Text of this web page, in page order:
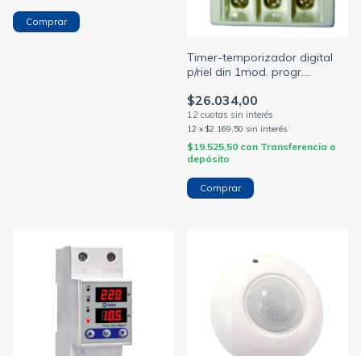
Timer-temporizador digital
p/riel din 1mod. progr.
$26.034,00
12 x $2.169,50 sin interés
$19.525,50 con Transferencia o
depósito